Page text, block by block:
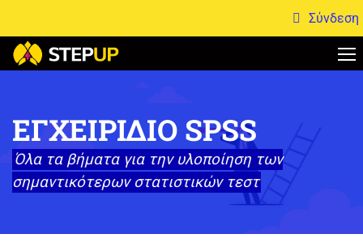
Σύνδεση
ΕΓΧΕΙΡΊΔΙΟ SPSS
Όλα τα βήματα για την υλοποίηση των
σημαντικότερων στατιστικών τεστ